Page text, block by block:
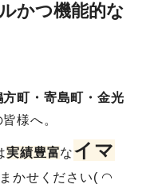
かつ機能的な
町・寄島町・金光
様へ。
実績豊富なイマ
かせください( ◠